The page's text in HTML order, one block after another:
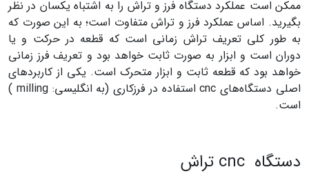
ممکن است عملکرد دستگاه فرز و تراش را به اشتباه یکسان در نظر
بگیرید. اساس عملکرد فرز و تراش متفاوت است؛ به این صورت که
به طور کلی تعریف تراش زمانی است که قطعه در حرکت و یا
دوران است و ابزار به صورت ثابت خواهد بود و تعریف فرز زمانی
خواهد بود که قطعه ثابت و ابزار متحرک است. یکی از کاربردهای
اصلی دستگاه‌های cnc استفاده در فرزکاری (به انگلیسی: milling )
است.
دستگاه cnc تراش